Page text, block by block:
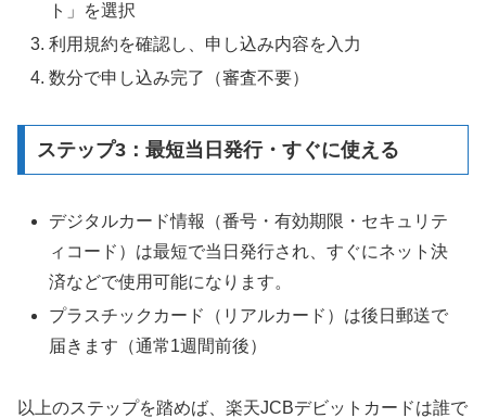
ト」を選択
利用規約を確認し、申し込み内容を入力
数分で申し込み完了（審査不要）
ステップ3：最短当日発行・すぐに使える
デジタルカード情報（番号・有効期限・セキュリテ
ィコード）は最短で当日発行され、すぐにネット決
済などで使用可能になります。
プラスチックカード（リアルカード）は後日郵送で
届きます（通常1週間前後）
以上のステップを踏めば、楽天JCBデビットカードは誰で